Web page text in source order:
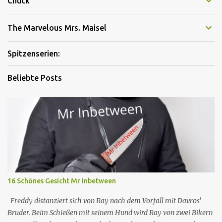
The Marvelous Mrs. Maisel
Spitzenserien:
Beliebte Posts
16 Schönes Gesicht Mr Inbetween
Freddy distanziert sich von Ray nach dem Vorfall mit Davros'
Bruder. Beim Schießen mit seinem Hund wird Ray von zwei Bikern